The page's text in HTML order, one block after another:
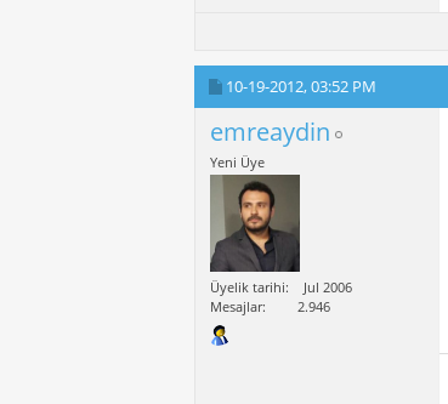
10-19-2012,03:52 PM
emreaydin
Yeni Üye
Üyelik tarihi
Jul 2006
Mesajlar
2.946